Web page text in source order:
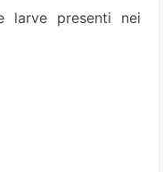
larve presenti nei